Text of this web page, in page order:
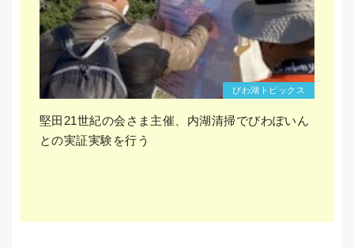
びわ湖トピックス
堅田21世紀の会さま主催、内湖清掃でびわぽいん
との実証実験を行う